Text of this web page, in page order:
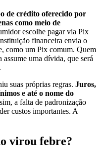
de crédito oferecido por
como meio de
escolhe pagar via Pix
financeira envia o
como um Pix comum. Quem
assume uma dívida, que será
suas próprias regras. Juros,
e até o nome do
a falta de padronização
custos importantes. A
virou febre?